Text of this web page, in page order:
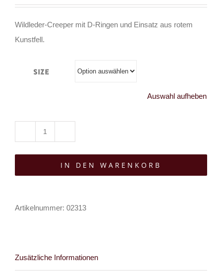
Wildleder-Creeper mit D-Ringen und Einsatz aus rotem
Kunstfell.
Size
Auswahl aufheben
&
Braces
New
IN DEN WARENKORB
Artikelnummer: 02313
Zusätzliche Informationen